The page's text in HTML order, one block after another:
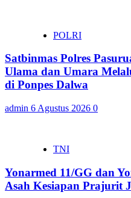
POLRI
Satbinmas Polres
Ulama dan Umara
di Ponpes Dalwa
admin 6 Agustus 2026 0
TNI
Yonarmed 11/GG dan
Asah Kesiapan Prajurit